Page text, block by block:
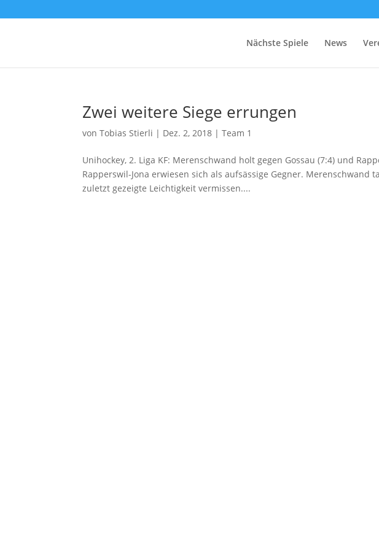
Nächste Spiele News
Zwei weitere Siege errungen
vonTobias Stierli | Dez. 2, 2018 |Team 1
Unihockey, 2. Liga KF: Merenschwand holt gegen Gossau (7:4) und
Rapperswil-Jona erwiesen sich als aufsässige Gegner.
zuletzt gezeigte Leichtigkeit vermissen....